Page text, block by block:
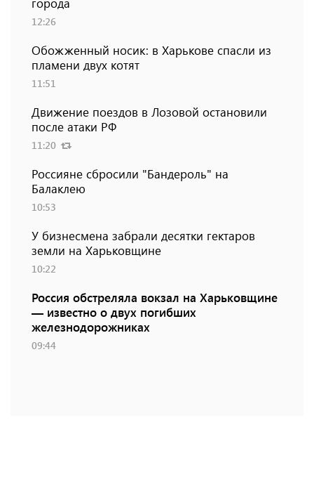
12:26
Обожженный носик: в Харькове спасли из
пламени двух котят
11:51
Движение поездов в Лозовой остановили
после атаки РФ
11:20
Россияне сбросили "Бандероль" на
Балаклею
10:53
У бизнесмена забрали десятки гектаров
земли на Харьковщине
10:22
Россия обстреляла вокзал на Харьковщине
— известно о двух погибших
железнодорожниках
09:44